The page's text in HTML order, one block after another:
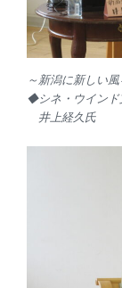
～新潟に新しい
◆シネ・ウインド
井上経久氏